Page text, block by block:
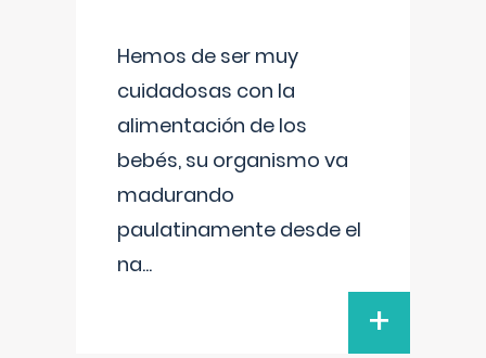
Hemos de ser muy
cuidadosas con la
alimentación de los
bebés, su organismo va
madurando
paulatinamente desde el
na...
+